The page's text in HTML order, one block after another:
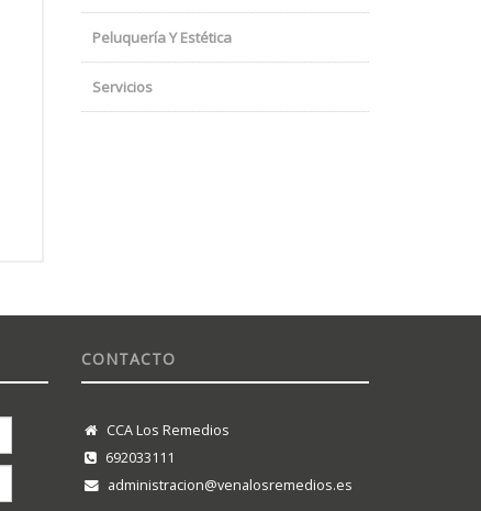
Peluquería Y Estética
Servicios
CONTACTO
CCA Los Remedios
692033111
administracion@venalosremedios.es